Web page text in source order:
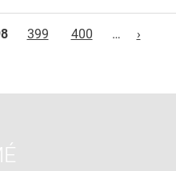
399 400 … ›